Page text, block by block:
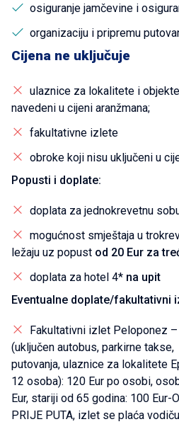
osiguranje jamčevine i
organizaciju i pripremu
Cijena ne uključuje
ulaznice za lokalitete i
navedeni u cijeni aranžmana;
fakultativne izlete
obroke koji nisu uključeni u
Popusti i doplate:
doplata za jednokrevetnu
mogućnost smještaja u
ležaju uz popust od 20 Eur za
doplata za hotel 4* na upit
Eventualne doplate/fakultativni
Fakultativni izlet Peloponez
(uključen autobus, parkirne
putovanja, ulaznice za lokalitete
12 osoba): 120 Eur po osobi,
Eur, stariji od 65 godina: 100 Eur-
PRIJE PUTA, izlet se plaća